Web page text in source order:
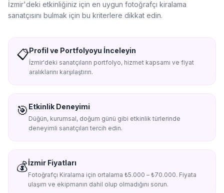
İzmir'deki etkinliğiniz için en uygun fotoğrafçı kiralama
sanatçısını bulmak için bu kriterlere dikkat edin.
📋Profil ve Portfolyoyu İnceleyin
İzmir'deki sanatçıların portfolyo, hizmet kapsamı ve fiyat
aralıklarını karşılaştırın.
🎯 Etkinlik Deneyimi
Düğün, kurumsal, doğum günü gibi etkinlik türlerinde
deneyimli sanatçıları tercih edin.
💰İzmir Fiyatları
Fotoğrafçı Kiralama için ortalama ₺5.000 – ₺70.000. Fiyata
ulaşım ve ekipmanın dahil olup olmadığını sorun.